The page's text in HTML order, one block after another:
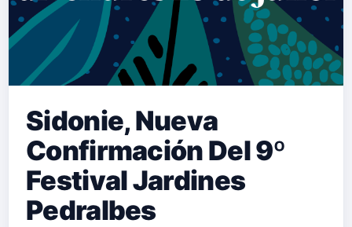
Sidonie, Nueva
Confirmación Del 9º
Festival Jardines
Pedralbes